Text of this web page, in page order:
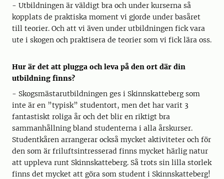
- Utbildningen är väldigt bra och under kurserna så
kopplats de praktiska moment vi gjorde under basåret
till teorier. Och att vi även under utbildningen fick vara
ute i skogen och praktisera de teorier som vi fick lära oss.
Hur är det att plugga och leva på den ort där din
utbildning finns?
- Skogsmästarutbildningen ges i Skinnskatteberg som
inte är en ”typisk” studentort, men det har varit 3
fantastiskt roliga år och det blir en riktigt bra
sammanhållning bland studenterna i alla årskurser.
Studentkåren arrangerar också mycket aktiviteter och för
den som är friluftsintresserad finns mycket härlig natur
att uppleva runt Skinnskatteberg. Så trots sin lilla storlek
finns det mycket att göra som student i Skinnskatteberg!